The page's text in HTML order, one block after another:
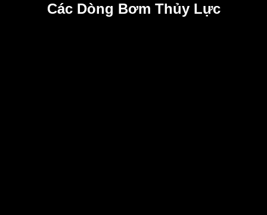
Các Dòng Bơm Thủy Lực